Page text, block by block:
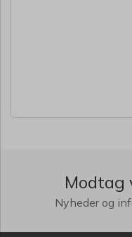
Modtag
Nyheder og